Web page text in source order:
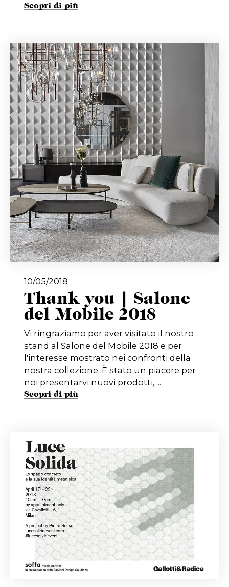
Scopri di più
10/05/2018
Thank you | Salone
del Mobile 2018
Vi ringraziamo per aver visitato il nostro
stand al Salone del Mobile 2018 e per
l'interesse mostrato nei confronti della
nostra collezione. È stato un piacere per
noi presentarvi nuovi prodotti, ...
Scopri di più